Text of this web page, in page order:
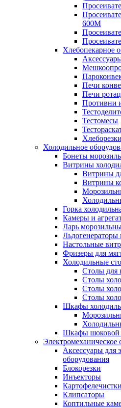
600М
Хлебопекарное
Печи
Печи
Противни
Тестомесы
Хлеборезки
Холодильное
Бонеты
Витрины
Витрины
Витрины
Горка
Камеры и
Ларь
Льдогенераторы
Настольные
Фризеры для
Холодильные
Столы для
Столы
Столы
Столы
Шкафы
Шкафы шоковой
Электромеханическое
Аксессуары для
оборудования
Блокорезки
Инъекторы
Картофелечистки
Клипсаторы
Коптильные